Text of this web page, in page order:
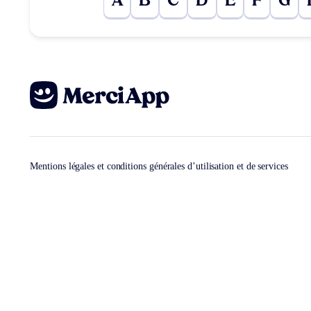
Mentions légales et conditions générales d’utilisation et de services